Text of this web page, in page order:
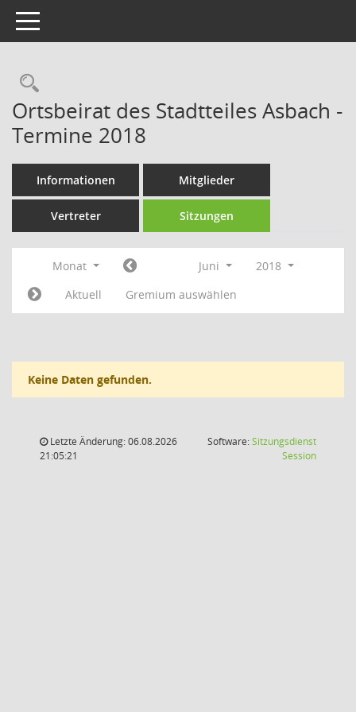
Toggle navigation
Rechercheauswahl
Ortsbeirat des Stadtteiles Asbach -
Termine 2018
Informationen Mitglieder
Vertreter Sitzungen
Monat Juni
2018
Aktuell
Gremium auswählen
Keine Daten gefunden.
Letzte Änderung: 06.08.2026
21:05:21
Software:Sitzungsdienst
Session(Wird in